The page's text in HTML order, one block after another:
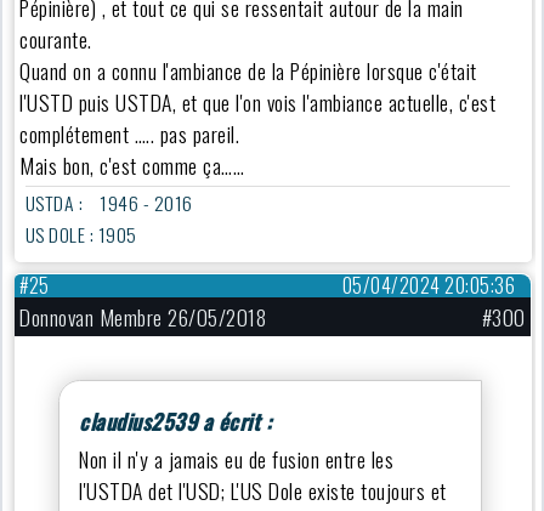
Pépinière) , et tout ce qui se ressentait autour de la main
courante.
Quand on a connu l'ambiance de la Pépinière lorsque c'était
l'USTD puis USTDA, et que l'on vois l'ambiance actuelle, c'est
complétement ….. pas pareil.
Mais bon, c'est comme ça……
USTDA : 1946 - 2016
US DOLE : 1905
05/04/2024 20:05:36
#25
Donnovan Membre 26/05/2018 #300
claudius2539 a écrit :
Non il n'y a jamais eu de fusion entre les
l'USTDA det l'USD; L'US Dole existe toujours et